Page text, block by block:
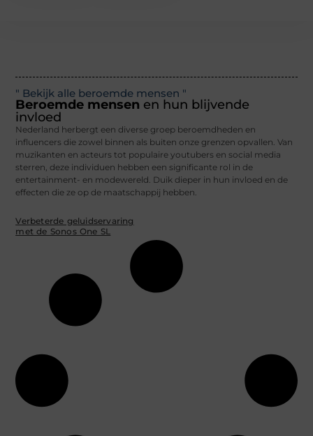
" Bekijk alle beroemde mensen "
Beroemde mensen en hun blijvende
invloed
Nederland herbergt een diverse groep beroemdheden en
influencers die zowel binnen als buiten onze grenzen opvallen. Van
muzikanten en acteurs tot populaire youtubers en social media
sterren, deze individuen hebben een significante rol in de
entertainment- en modewereld. Duik dieper in hun invloed en de
effecten die ze op de maatschappij hebben.
Verbeterde geluidservaring
met de Sonos One SL